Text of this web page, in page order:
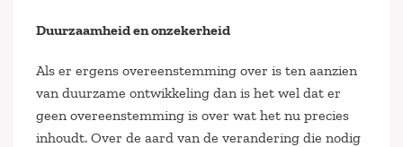
Duurzaamheid en onzekerheid
Als er ergens overeenstemming over is ten aanzien
van duurzame ontwikkeling dan is het wel dat er
geen overeenstemming is over wat het nu precies
inhoudt. Over de aard van de verandering die nodig